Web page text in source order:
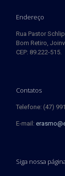
Endereço
Rua Pastor
Bom Retiro,
CEP: 89.222-515.
Contatos
Telefone: (47)
E-mail:
Siga nossa